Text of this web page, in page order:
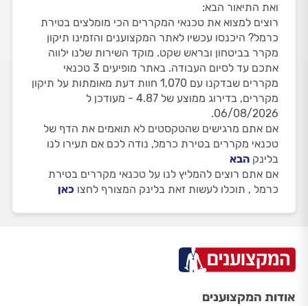
ואת התיאור הבא:
רוצים למצוא את טכנאי המקררים הכי מומלצים בטירת
כרמל? היכנסו עכשיו לאתר המקצוענים והזמינו תיקון
מקרר בביטחון ובראש שקט. מוקד השירות שלנו ילווה
אתכם עד לסיום העבודה. באתר מופיעים 3 טכנאי
מקררים שבדקנו עם 1,070 חוות דעת מאומתות על תיקון
מקררים, בדירוג ממוצע של 4.87 - מעודכן ל
06/08/2026.
אם אתם מרגישים שהטקסטים לא תואמים את הדף של
טכנאי מקררים בטירת כרמל, נודה לכם אם תעירו לנו
בלינק הבא
אם אתם רוצים להמליץ לנו על טכנאי מקררים בטירת
כרמל , תוכלו לעשות זאת בלינק המצורף לחצו כאן
אודות המקצוענים